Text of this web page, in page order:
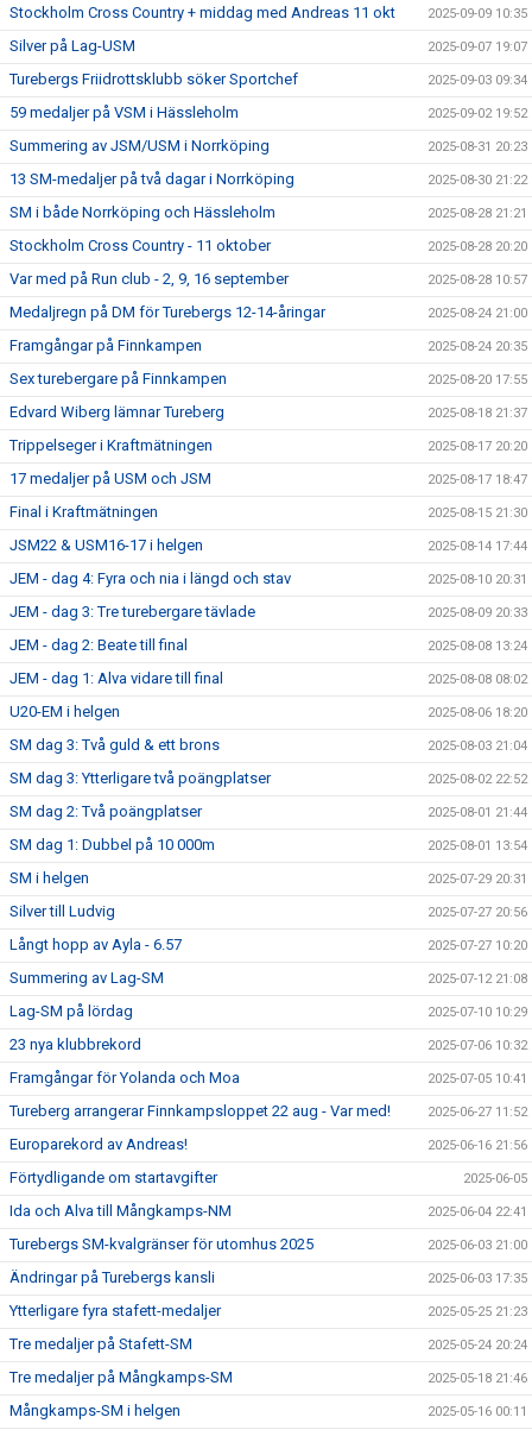
Stockholm Cross Country + middag med Andreas 11 okt 2025-09-09 10:35
Silver på Lag-USM 2025-09-07 19:07
Turebergs Friidrottsklubb söker Sportchef 2025-09-03 09:34
59 medaljer på VSM i Hässleholm 2025-09-02 19:52
Summering av JSM/USM i Norrköping 2025-08-31 20:23
13 SM-medaljer på två dagar i Norrköping 2025-08-30 21:22
SM i både Norrköping och Hässleholm 2025-08-28 21:21
Stockholm Cross Country - 11 oktober 2025-08-28 20:20
Var med på Run club - 2, 9, 16 september 2025-08-28 10:57
Medaljregn på DM för Turebergs 12-14-åringar 2025-08-24 21:00
Framgångar på Finnkampen 2025-08-24 20:35
Sex turebergare på Finnkampen 2025-08-20 17:55
Edvard Wiberg lämnar Tureberg 2025-08-18 21:37
Trippelseger i Kraftmätningen 2025-08-17 20:20
17 medaljer på USM och JSM 2025-08-17 18:47
Final i Kraftmätningen 2025-08-15 21:30
JSM22 & USM16-17 i helgen 2025-08-14 17:44
JEM - dag 4: Fyra och nia i längd och stav 2025-08-10 20:31
JEM - dag 3: Tre turebergare tävlade 2025-08-09 20:33
JEM - dag 2: Beate till final 2025-08-08 13:24
JEM - dag 1: Alva vidare till final 2025-08-08 08:02
U20-EM i helgen 2025-08-06 18:20
SM dag 3: Två guld & ett brons 2025-08-03 21:04
SM dag 3: Ytterligare två poängplatser 2025-08-02 22:52
SM dag 2: Två poängplatser 2025-08-01 21:44
SM dag 1: Dubbel på 10 000m 2025-08-01 13:54
SM i helgen 2025-07-29 20:31
Silver till Ludvig 2025-07-27 20:56
Långt hopp av Ayla - 6.57 2025-07-27 10:20
Summering av Lag-SM 2025-07-12 21:08
Lag-SM på lördag 2025-07-10 10:29
23 nya klubbrekord 2025-07-06 10:32
Framgångar för Yolanda och Moa 2025-07-05 10:41
Tureberg arrangerar Finnkampsloppet 22 aug - Var med! 2025-06-27 11:52
Europarekord av Andreas! 2025-06-16 21:56
Förtydligande om startavgifter 2025-06-05
Ida och Alva till Mångkamps-NM 2025-06-04 22:41
Turebergs SM-kvalgränser för utomhus 2025 2025-06-03 21:00
Ändringar på Turebergs kansli 2025-06-03 17:35
Ytterligare fyra stafett-medaljer 2025-05-25 21:23
Tre medaljer på Stafett-SM 2025-05-24 20:24
Tre medaljer på Mångkamps-SM 2025-05-18 21:46
Mångkamps-SM i helgen 2025-05-16 00:11